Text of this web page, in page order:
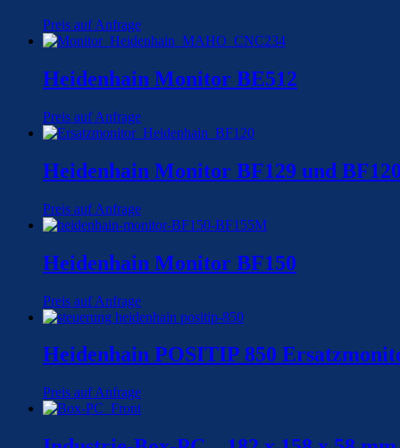
Preis auf Anfrage
Heidenhain Monitor BE512
Preis auf Anfrage
Heidenhain Monitor BF129 und BF120
Preis auf Anfrage
Heidenhain Monitor BF150
Preis auf Anfrage
Heidenhain POSITIP 850
Preis auf Anfrage